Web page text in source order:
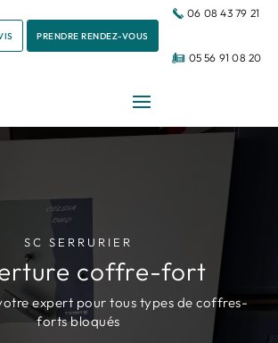
PRENDRE RENDEZ-VOUS
06 08 43 79 21
05 56 91 08 20
SC SERRURIER
coffre-fort
expert pour tous types de coffres-
forts bloqués